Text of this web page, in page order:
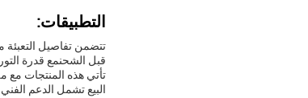
التطبيقات:
قبل الشحنمع قدرة التوريد من 10000 قطعة في الشهر، يمكنك أن تكون على يقين من أن طلبك سيتم
البيع تشمل الدعم